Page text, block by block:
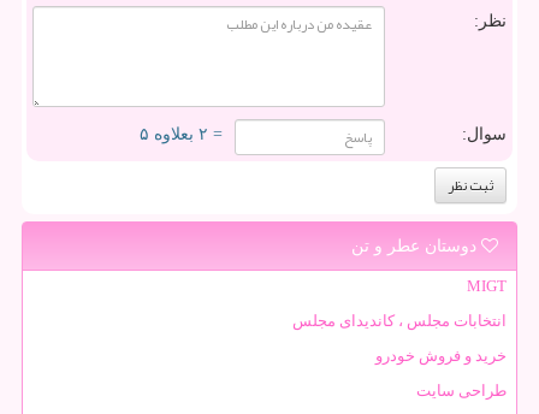
نظر:
سوال: = ۲ بعلاوه ۵
دوستان عطر و تن
MIGT
انتخابات مجلس ، کاندیدای مجلس
خرید و فروش خودرو
طراحی سایت